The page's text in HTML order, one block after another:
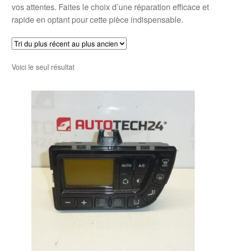
vos attentes. Faites le choix d’une réparation efficace et
rapide en optant pour cette pièce indispensable.
Voici le seul résultat